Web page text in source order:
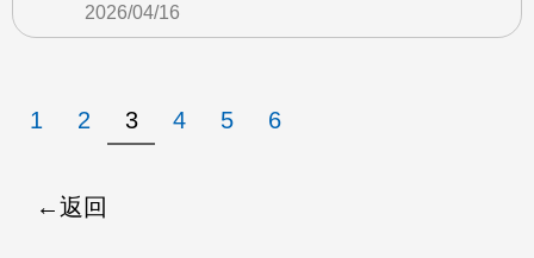
2026/04/16
1 2 3 4 5 6
返回